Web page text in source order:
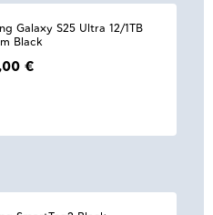
Galaxy S25 Ultra 12/1TB
Black
€